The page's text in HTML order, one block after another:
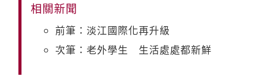
相關新聞
前筆：淡江國際化再升級
次筆：老外學生 生活處處都新鮮